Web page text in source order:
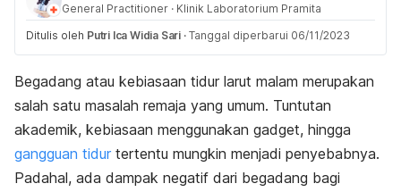
General Practitioner · Klinik Laboratorium Pramita
Ditulis oleh Putri Ica Widia Sari · Tanggal diperbarui 06/11/2023
Begadang atau kebiasaan tidur larut malam merupakan
salah satu masalah remaja yang umum. Tuntutan
akademik, kebiasaan menggunakan gadget, hingga
gangguan tidur tertentu mungkin menjadi penyebabnya.
Padahal, ada dampak negatif dari begadang bagi